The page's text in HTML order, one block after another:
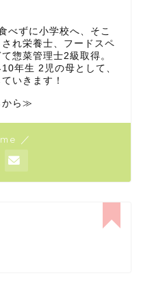
べずに小学校へ、そこ
れ栄養士、フードスペ
惣菜管理士2級取得。
年生 2児の母として、
いきます！
から≫
／